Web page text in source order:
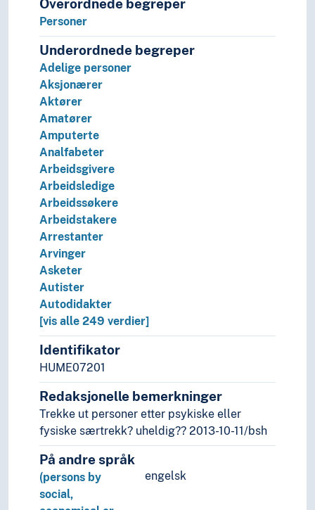
Overordnede begreper
Personer
Underordnede begreper
Adelige personer
Aksjonærer
Aktører
Amatører
Amputerte
Analfabeter
Arbeidsgivere
Arbeidsledige
Arbeidssøkere
Arbeidstakere
Arrestanter
Arvinger
Asketer
Autister
Autodidakter
[vis alle 249 verdier]
Identifikator
HUME07201
Redaksjonelle bemerkninger
Trekke ut personer etter psykiske eller
fysiske særtrekk? uheldig?? 2013-10-11/bsh
På andre språk
engelsk
(persons by
social,